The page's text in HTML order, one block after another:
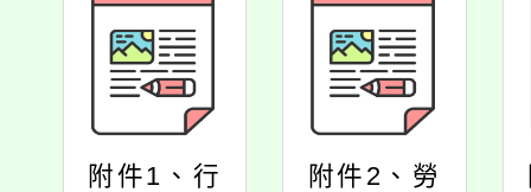
附件1、行
附件2、勞